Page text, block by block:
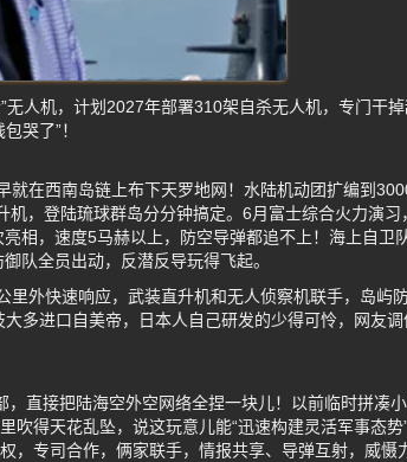
人机，计划2027年部署310架自杀无人机，专门干掉
哭了”！
就在西南岛链上布下天罗地网！水陆机动团扩编到
，登陆琉球群岛分分钟搞定。6月富士综合火力演习
相，速度5马赫以上，防空导弹都追不上！海上自卫
队全员出动，反潜反导玩得飞起。
外快速响应，武装直升机和无人侦察机联手，岛屿
多进口自美帝，日本人自己研发的少得可怜，网友调
直接把陆海空外空网络全捏一块儿！以前临时拼凑
吹得天花乱坠，说这玩意儿能“迅速构建灵活军事态
，专司合作，俩家联手，情报共享、导弹互射，威慑